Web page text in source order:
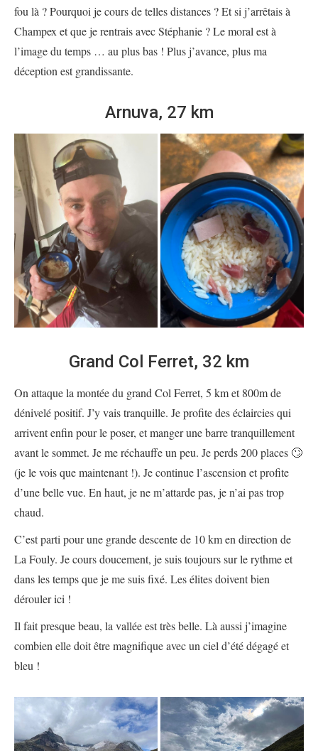
fou là ? Pourquoi je cours de telles distances ? Et si j’arrêtais à
Champex et que je rentrais avec Stéphanie ? Le moral est à
l’image du temps … au plus bas ! Plus j’avance, plus ma
déception est grandissante.
Arnuva, 27 km
Grand Col Ferret, 32 km
On attaque la montée du grand Col Ferret, 5 km et 800m de
dénivelé positif. J’y vais tranquille. Je profite des éclaircies qui
arrivent enfin pour le poser, et manger une barre tranquillement
avant le sommet. Je me réchauffe un peu. Je perds 200 places 🙄
(je le vois que maintenant !). Je continue l’ascension et profite
d’une belle vue. En haut, je ne m’attarde pas, je n’ai pas trop
chaud.
C’est parti pour une grande descente de 10 km en direction de
La Fouly. Je cours doucement, je suis toujours sur le rythme et
dans les temps que je me suis fixé. Les élites doivent bien
dérouler ici !
Il fait presque beau, la vallée est très belle. Là aussi j’imagine
combien elle doit être magnifique avec un ciel d’été dégagé et
bleu !